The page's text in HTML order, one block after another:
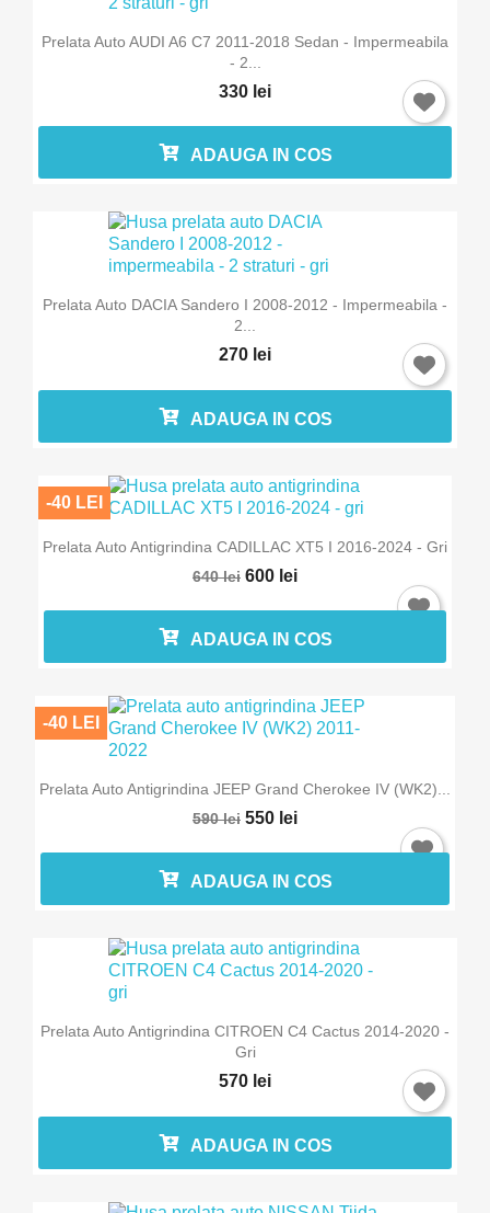
Prelata Auto AUDI A6 C7 2011-2018 Sedan - Impermeabila
- 2...
330 lei
ADAUGA IN COS
Prelata Auto DACIA Sandero I 2008-2012 - Impermeabila -
2...
270 lei
ADAUGA IN COS
Prelata Auto Antigrindina CADILLAC XT5 I 2016-2024 - Gri
640 lei 600 lei
-40 LEI
ADAUGA IN COS
Prelata Auto Antigrindina JEEP Grand Cherokee IV (WK2)...
590 lei 550 lei
-40 LEI
ADAUGA IN COS
Prelata Auto Antigrindina CITROEN C4 Cactus 2014-2020 -
Gri
570 lei
ADAUGA IN COS
Intra in cont ×
Trebuie sa fi logat in contul de client pentru a salva
produse in Lista de Favorite.
Intra in cont